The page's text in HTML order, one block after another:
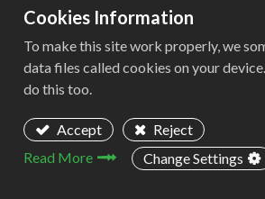
Наша компания вручила своим
Cookies Information
To make this site work properly, we
data files called cookies on your
do this too.
Accept
Reject
Read More
Change Settings